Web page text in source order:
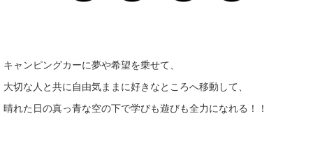
キャンピングカーに夢や希望を乗せて、
大切な人と共に自由気ままに好きなところへ移動して、
晴れた日の真っ青な空の下で学びも遊びも全力になれる！！